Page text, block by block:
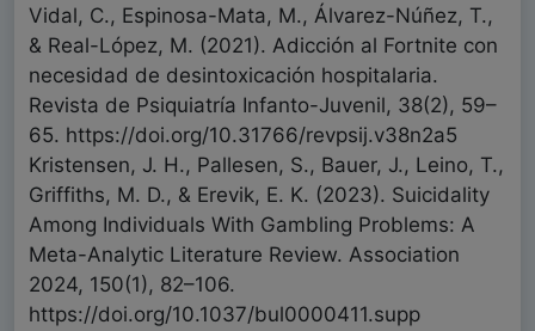
Vidal, C., Espinosa-Mata, M., Álvarez-Núñez, T.,
& Real-López, M. (2021). Adicción al Fortnite con
necesidad de desintoxicación hospitalaria.
Revista de Psiquiatría Infanto-Juvenil, 38(2), 59–
65. https://doi.org/10.31766/revpsij.v38n2a5
Kristensen, J. H., Pallesen, S., Bauer, J., Leino, T.,
Griffiths, M. D., & Erevik, E. K. (2023). Suicidality
Among Individuals With Gambling Problems: A
Meta-Analytic Literature Review. Association
2024, 150(1), 82–106.
https://doi.org/10.1037/bul0000411.supp